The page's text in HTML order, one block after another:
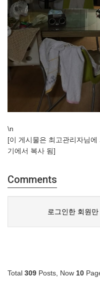
\n
[이 게시물은 최고관리자님
기에서 복사 됨]
Comments
로그인한 회원
Total 309 Posts, Now 10